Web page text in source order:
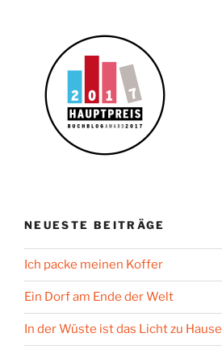
NEUESTE BEITRÄGE
Ich packe meinen Koffer
Ein Dorf am Ende der Welt
In der Wüste ist das Licht zu Hause